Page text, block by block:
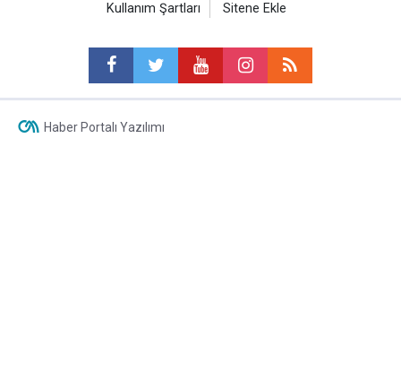
Kullanım Şartları
Sitene Ekle
Haber Portalı Yazılımı